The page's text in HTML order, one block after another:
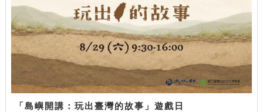
「島嶼開講：玩出臺灣的故事」遊戲日